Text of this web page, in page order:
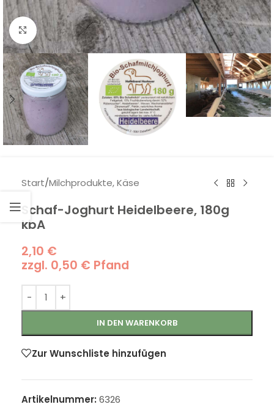
Klick zum Vergrößern
Start/Milchprodukte, Käse
Schaf-Joghurt Heidelbeere, 180g
kbA
2,10 €
zzgl. 0,50 € Pfand
IN DEN WARENKORB
Zur Wunschliste hinzufügen
Artikelnummer: 6326